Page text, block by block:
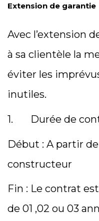
Extension de garantie
Avec l’extension
à sa clientèle la
éviter les
inutiles.
1. Durée de
Début : A partir
constructeur
Fin : Le contrat
de 01 ,02 ou 03